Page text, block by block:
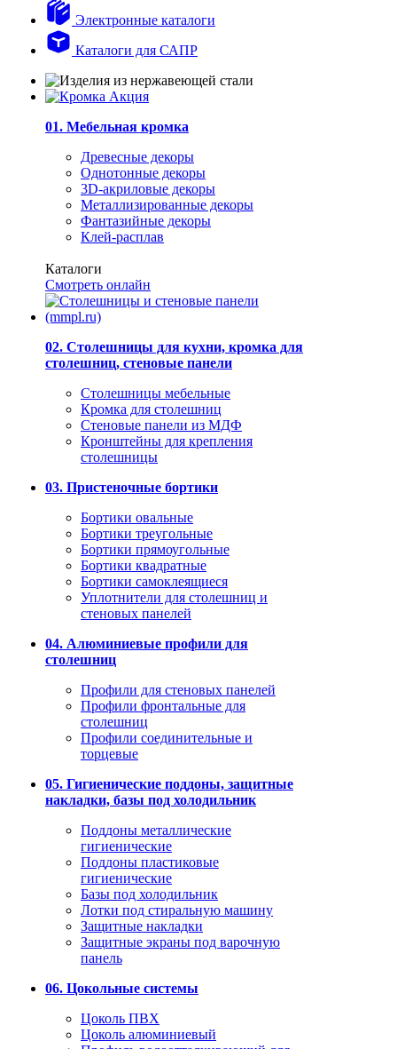
Электронные каталоги
Каталоги для САПР
01. Мебельная кромка
Древесные декоры
Однотонные декоры
3D-акриловые декоры
Металлизированные декоры
Фантазийные декоры
Клей-расплав
Каталоги
Смотреть онлайн
02. Столешницы для кухни, кромка для
столешниц, стеновые панели
Столешницы мебельные
Кромка для столешниц
Стеновые панели из МДФ
Кронштейны для крепления
столешницы
03. Пристеночные бортики
Бортики овальные
Бортики треугольные
Бортики прямоугольные
Бортики квадратные
Бортики самоклеящиеся
Уплотнители для столешниц и
стеновых панелей
04. Алюминиевые профили для
столешниц
Профили для стеновых панелей
Профили фронтальные для
столешниц
Профили соединительные и
торцевые
05. Гигиенические поддоны, защитные
накладки, базы под холодильник
Поддоны металлические
гигиенические
Поддоны пластиковые
гигиенические
Базы под холодильник
Лотки под стиральную машину
Защитные накладки
Защитные экраны под варочную
панель
06. Цокольные системы
Цоколь ПВХ
Цоколь алюминиевый